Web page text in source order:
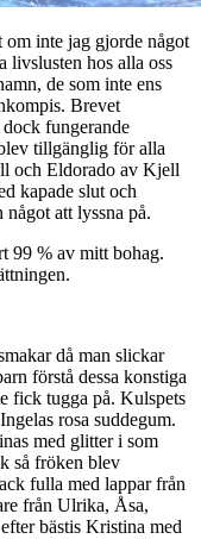
om inte jag gjorde något
livslusten hos alla oss
de som inte ens
Brevet
fungerande
tillgänglig för alla
och Eldorado av Kjell
kapade slut och
att lyssna på.
99 % av mitt bohag.
då man slickar
förstå dessa konstiga
fick tugga på. Kulspets
rosa suddegum.
med glitter i som
så fröken blev
fulla med lappar från
från Ulrika, Åsa,
bästis Kristina med